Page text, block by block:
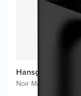
Hansgrohe
Noir Mat